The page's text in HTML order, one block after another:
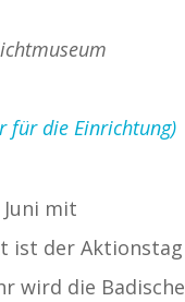
für die Einrichtung)
mit
ist der Aktionstag
wird die Badische